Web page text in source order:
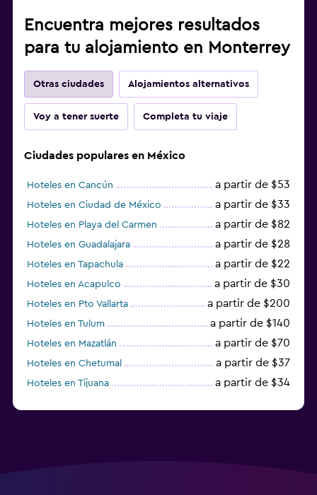
Encuentra mejores resultados
para tu alojamiento en Monterrey
Otras ciudades Alojamientos alternativos
Voy a tener suerte Completa tu viaje
Ciudades populares en México
Hoteles en Cancún a partir de $53
Hoteles en Ciudad de México a partir de $33
Hoteles en Playa del Carmen a partir de $82
Hoteles en Guadalajara a partir de $28
Hoteles en Tapachula a partir de $22
Hoteles en Acapulco a partir de $30
Hoteles en Pto Vallarta a partir de $200
Hoteles en Tulum a partir de $140
Hoteles en Mazatlán a partir de $70
Hoteles en Chetumal a partir de $37
Hoteles en Tijuana a partir de $34